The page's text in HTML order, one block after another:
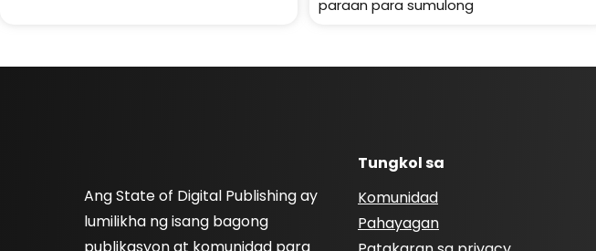
paraan para sumulong
Ang State of Digital Publishing ay
lumilikha ng isang bagong
Tungkol sa
Komunidad
Pahayagan